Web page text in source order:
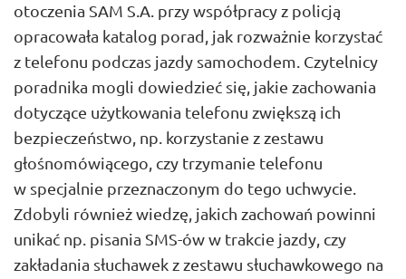
otoczenia SAM S.A. przy współpracy z policją
opracowała katalog porad, jak rozważnie korzystać
z telefonu podczas jazdy samochodem. Czytelnicy
poradnika mogli dowiedzieć się, jakie zachowania
dotyczące użytkowania telefonu zwiększą ich
bezpieczeństwo, np. korzystanie z zestawu
głośnomówiącego, czy trzymanie telefonu
w specjalnie przeznaczonym do tego uchwycie.
Zdobyli również wiedzę, jakich zachowań powinni
unikać np. pisania SMS-ów w trakcie jazdy, czy
zakładania słuchawek z zestawu słuchawkowego na